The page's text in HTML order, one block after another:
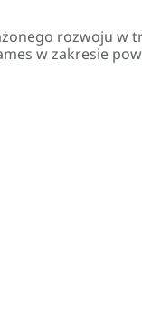
rozwoju w
w zakresie